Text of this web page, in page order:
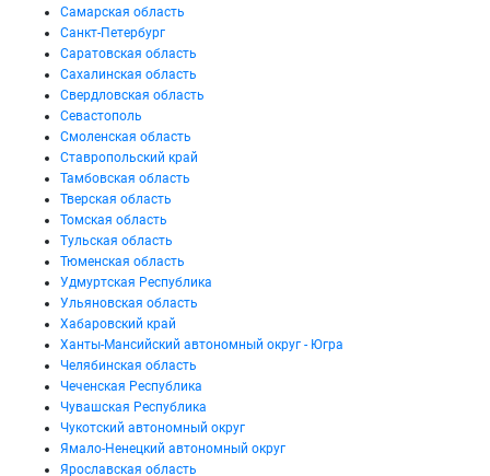
Самарская область
Санкт-Петербург
Саратовская область
Сахалинская область
Свердловская область
Севастополь
Смоленская область
Ставропольский край
Тамбовская область
Тверская область
Томская область
Тульская область
Тюменская область
Удмуртская Республика
Ульяновская область
Хабаровский край
Ханты-Мансийский автономный округ - Югра
Челябинская область
Чеченская Республика
Чувашская Республика
Чукотский автономный округ
Ямало-Ненецкий автономный округ
Ярославская область